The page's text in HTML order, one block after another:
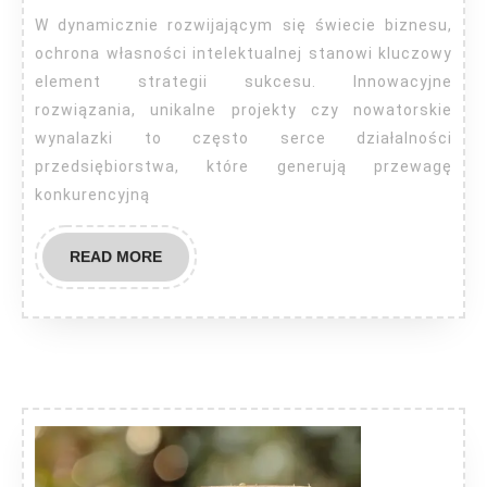
W dynamicznie rozwijającym się świecie biznesu,
ochrona własności intelektualnej stanowi kluczowy
element strategii sukcesu. Innowacyjne
rozwiązania, unikalne projekty czy nowatorskie
wynalazki to często serce działalności
przedsiębiorstwa, które generują przewagę
konkurencyjną
READ MOREREAD
MORE